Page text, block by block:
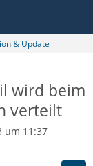
& Update
wird beim
verteilt
um 11:37